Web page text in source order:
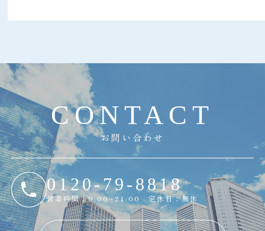
CONTA C T
お問い合わせ
0120-79-8818
営業時間：9:00~21:00 定休日：無休